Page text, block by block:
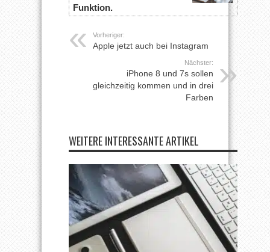
Funktion.
Vorheriger:
Apple jetzt auch bei Instagram
Nächster:
iPhone 8 und 7s sollen
gleichzeitig kommen und in drei
Farben
WEITERE INTERESSANTE ARTIKEL